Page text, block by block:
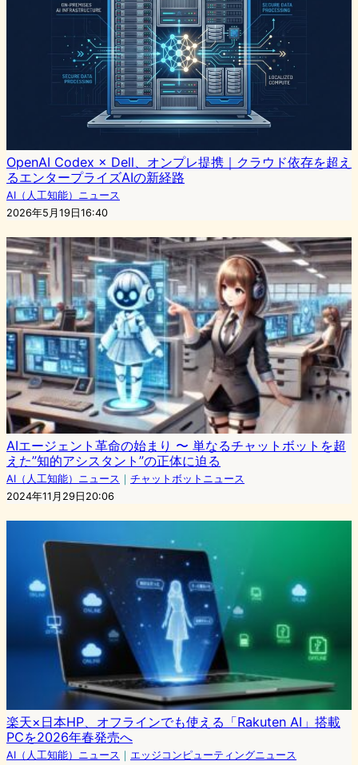
OpenAI Codex × Dell、オンプレ提携｜クラウド依存を超え
るエンタープライズAIの新経路
AI（人工知能）ニュース
2026年5月19日16:40
AIエージェント革命の始まり 〜 単なるチャットボットを超
えた”知的アシスタント”の正体に迫る
AI（人工知能）ニュース ｜ チャットボットニュース
2024年11月29日20:06
楽天×日本HP、オフラインでも使える「Rakuten AI」搭載
PCを2026年春発売へ
AI（人工知能）ニュース ｜ エッジコンピューティングニュース